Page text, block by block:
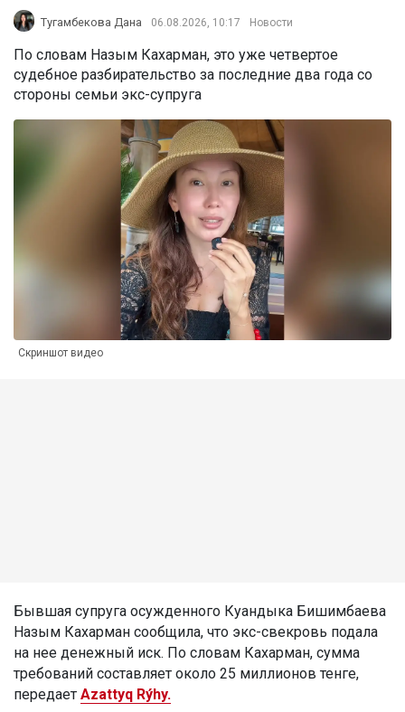
Тугамбекова Дана 06.08.2026, 10:17 Новости
По словам Назым Кахарман, это уже четвертое
судебное разбирательство за последние два года со
стороны семьи экс-супруга
Скриншот видео
Бывшая супруга осужденного Куандыка Бишимбаева
Назым Кахарман сообщила, что экс-свекровь подала
на нее денежный иск. По словам Кахарман, сумма
требований составляет около 25 миллионов тенге,
передает Azattyq Rýhy.